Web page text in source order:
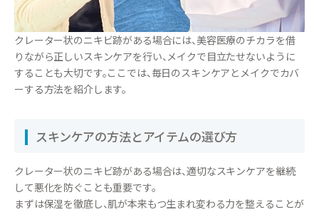
クレーター状のニキビ跡がある場合には、美容医療のチカラを借
りながら正しいスキンケアを行い、メイクで目立たせないように
することも大切です。ここでは、毎日のスキンケアとメイクでカバ
ーする方法を紹介します。
スキンケアの方法とアイテムの選び方
クレーター状のニキビ跡がある場合は、適切なスキンケアを継続
して悪化を防ぐことも重要です。
まずは保湿を徹底し、肌が本来もつ生まれ変わる力を整えることが